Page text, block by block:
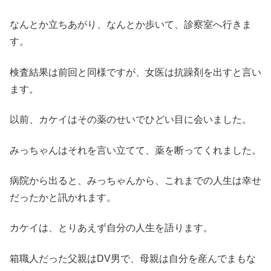
なんとか立ちあがり、なんとか歩いて、診察室へ行きま
す。
検査結果は前回と同様ですが、女医は抗躁剤を出すと言い
ます。
以前、カケイはその薬のせいでひどい目に会いました。
みっちゃんはそれを言い立てて、薬を断ってくれました。
病院から出ると、みっちゃんから、これまでの人生は幸せ
だったかと訊かれます。
カケイは、とりあえず自分の人生を語ります。
箱職人だった父親はDV男で、母親は自分を産んでまもな